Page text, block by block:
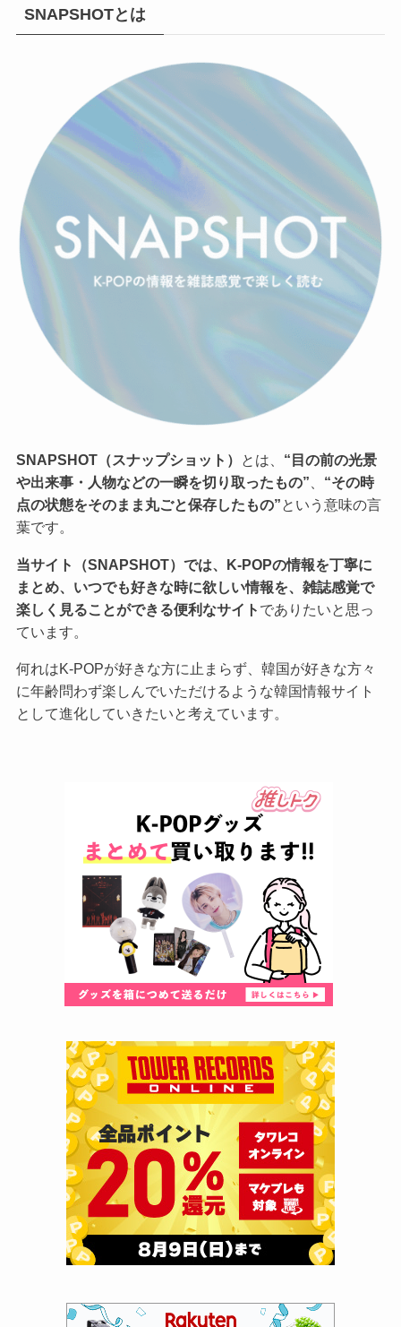
SNAPSHOTとは
SNAPSHOT（スナップショット） とは、 “目の前の光景
や出来事・人物などの一瞬を切り取ったもの”
“その時
点の状態をそのまま丸ごと保存したもの”という意味の言
葉です。
当サイト（SNAPSHOT）では、K-POPの情報を丁寧に
まとめ、いつでも好きな時に欲しい情報を、雑誌感覚で
楽しく見ることができる便利なサイト でありたいと思っ
ています。
何れはK-POPが好きな方に止まらず、韓国が好きな方々
に年齢問わず楽しんでいただけるような韓国情報サイト
として進化していきたいと考えています。